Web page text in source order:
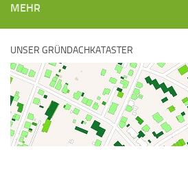
MEHR
UNSER GRÜNDACHKATASTER